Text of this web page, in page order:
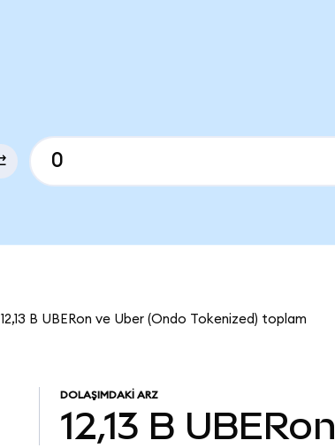
B UBERon ve Uber (Ondo Tokenized) toplam
DOLAŞIMDAKI ARZ
12,13 B UBERon